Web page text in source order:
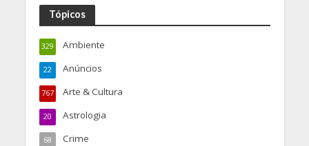
Tópicos
Ambiente
329
Anúncios
22
Arte & Cultura
767
Astrologia
20
Crime
68